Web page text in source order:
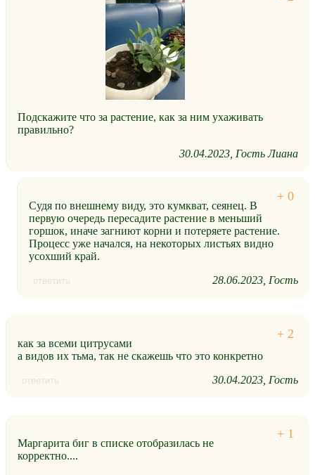
Подскажите что за растение, как за ним ухаживать
правильно?
30.04.2023 Гость Лиана
Судя по внешнему виду, это кумкват, сеянец. В
первую очередь пересадите растение в меньший
горшок, иначе загниют корни и потеряете растение.
Процесс уже начался, на некоторых листьях видно
усохший край.
ответить 28.06.2023 Гость
как за всеми цитрусами
а видов их тьма, так не скажешь что это конкретно
ответить 30.04.2023 Гость
Маргарита биг в списке отобразилась не
корректно....